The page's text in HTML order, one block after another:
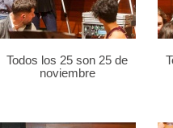
Todos los 25 son 25 de
noviembre